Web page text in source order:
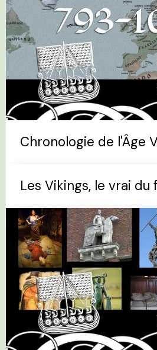
Chronologie de l'Âge
Les Vikings, le vrai du